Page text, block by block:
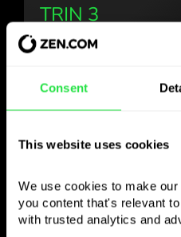
Consent
This website uses cookies
We use cookies to make
you content that's relevant
with trusted analytics and
TRIN 3
Brug den
valuta
som du vil
Send penge til